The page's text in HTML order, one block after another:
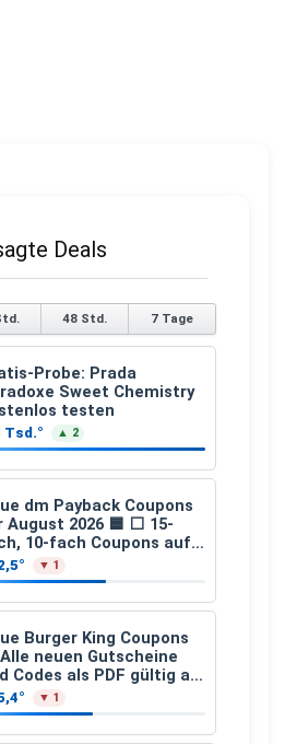
Deals
48 Std. 7 Tage
Probe: Prada
Sweet Chemistry
testen
Tsd.° ▲ 2
dm Payback Coupons
August 2026 🟦 ⬜ 15-
10-fach Coupons auf
gesamten Einkauf ab 2
▼ 1
Burger King Coupons
neuen Gutscheine
Codes als PDF gültig ab
bis 04.09.2026
▼ 1